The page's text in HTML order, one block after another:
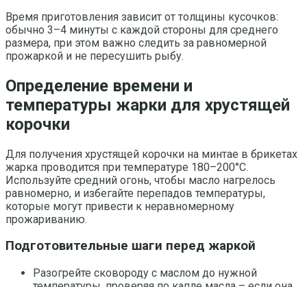
Время приготовления зависит от толщины кусочков:
обычно 3–4 минуты с каждой стороны для среднего
размера, при этом важно следить за равномерной
прожаркой и не пересушить рыбу.
Определение времени и
температуры жарки для хрустящей
корочки
Для получения хрустящей корочки на минтае в брикетах
жарка проводится при температуре 180–200°C.
Используйте средний огонь, чтобы масло нагрелось
равномерно, и избегайте перепадов температуры,
которые могут привести к неравномерному
прожариванию.
Подготовительные шаги перед жаркой
Разогрейте сковороду с маслом до нужной